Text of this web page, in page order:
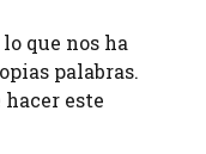
que nos ha
palabras.
este